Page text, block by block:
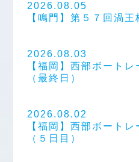
2026.08.05
【鳴門】第５７回渦王
2026.08.03
【福岡】西部ボート
（最終日）
2026.08.02
【福岡】西部ボート
（５日目）